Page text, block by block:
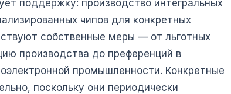
поддержку: производство интегральных
чипов для конкретных
собственные меры — от льготных
производства до преференций в
промышленности. Конкретные
поскольку они периодически